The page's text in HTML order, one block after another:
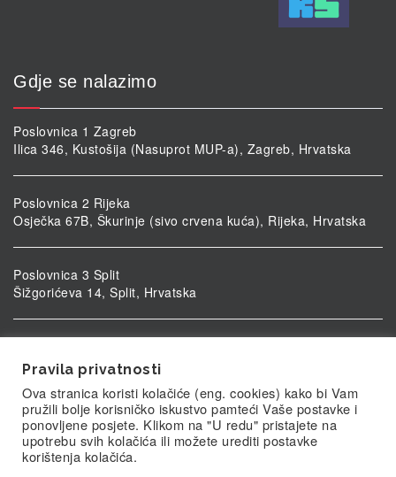
Gdje se nalazimo
Poslovnica 1 Zagreb
Ilica 346, Kustošija (Nasuprot MUP-a), Zagreb, Hrvatska
Poslovnica 2 Rijeka
Osječka 67B, Škurinje (sivo crvena kuća), Rijeka, Hrvatska
Poslovnica 3 Split
Šižgorićeva 14, Split, Hrvatska
Ulica kardinala Alojzija Stepinca 5, Vukovar, Hrvatska
Pravila privatnosti
Ova stranica koristi kolačiće (eng. cookies) kako bi Vam
pružili bolje korisničko iskustvo pamteći Vaše postavke i
ponovljene posjete. Klikom na "U redu" pristajete na
upotrebu svih kolačića ili možete urediti postavke
korištenja kolačića.